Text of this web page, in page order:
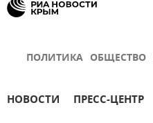
ПОЛИТИКА ОБЩЕСТВО
НОВОСТИ ПРЕСС-ЦЕНТР